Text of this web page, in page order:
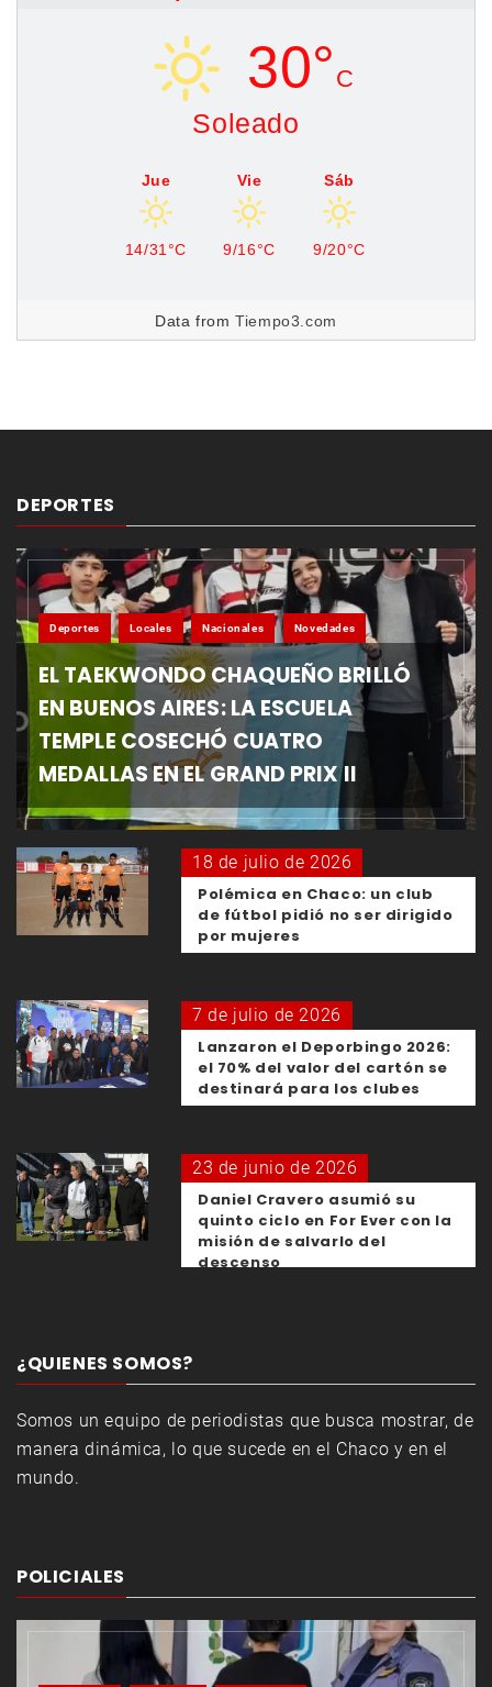
30° C
Soleado
Jue
14/31°C
Vie
9/16°C
Sáb
9/20°C
Data fromTiempo3.com
DEPORTES
Deportes Locales Nacionales Novedades
EL TAEKWONDO CHAQUEÑO BRILLÓ
EN BUENOS AIRES: LA ESCUELA
TEMPLE COSECHÓ CUATRO
MEDALLAS EN EL GRAND PRIX II
18 de julio de 2026
Polémica en Chaco: un club
de fútbol pidió no ser dirigido
por mujeres
7 de julio de 2026
Lanzaron el Deporbingo 2026:
el 70% del valor del cartón se
destinará para los clubes
23 de junio de 2026
Daniel Cravero asumió su
quinto ciclo en For Ever con la
misión de salvarlo del
descenso
¿QUIENES SOMOS?
Somos un equipo de periodistas que busca mostrar, de
manera dinámica, lo que sucede en el Chaco y en el
mundo.
POLICIALES